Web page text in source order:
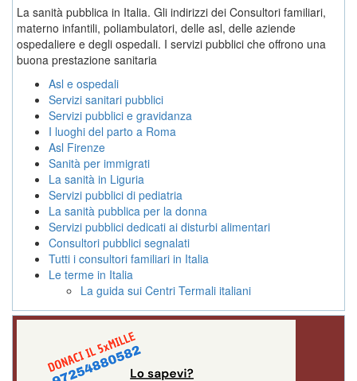
La sanità pubblica in Italia. Gli indirizzi dei Consultori familiari,
materno infantili, poliambulatori, delle asl, delle aziende
ospedaliere e degli ospedali. I servizi pubblici che offrono una
buona prestazione sanitaria
Asl e ospedali
Servizi sanitari pubblici
Servizi pubblici e gravidanza
I luoghi del parto a Roma
Asl Firenze
Sanità per immigrati
La sanità in Liguria
Servizi pubblici di pediatria
La sanità pubblica per la donna
Servizi pubblici dedicati ai disturbi alimentari
Consultori pubblici segnalati
Tutti i consultori familiari in Italia
Le terme in Italia
La guida sui Centri Termali italiani